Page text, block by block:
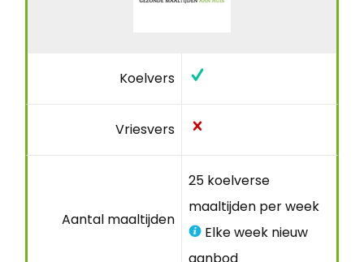
Koelvers
Vriesvers
Aantal maaltijden
25 koelverse
maaltijden per week
Elke week nieuw